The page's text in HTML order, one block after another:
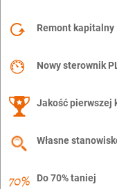
Remont kapitalny
Nowy sterownik
Jakość pierwszej
Własne
Do 70% taniej